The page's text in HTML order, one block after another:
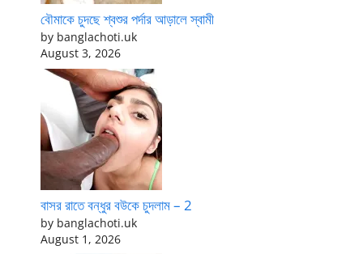
বৌমাকে চুদছে শ্বশুর পর্দার আড়ালে স্বামী
by banglachoti.uk
August 3, 2026
বাসর রাতে বন্ধুর বউকে চুদলাম – 2
by banglachoti.uk
August 1, 2026